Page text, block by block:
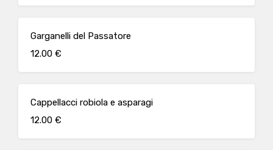
Garganelli del Passatore
12.00 €
Cappellacci robiola e asparagi
12.00 €